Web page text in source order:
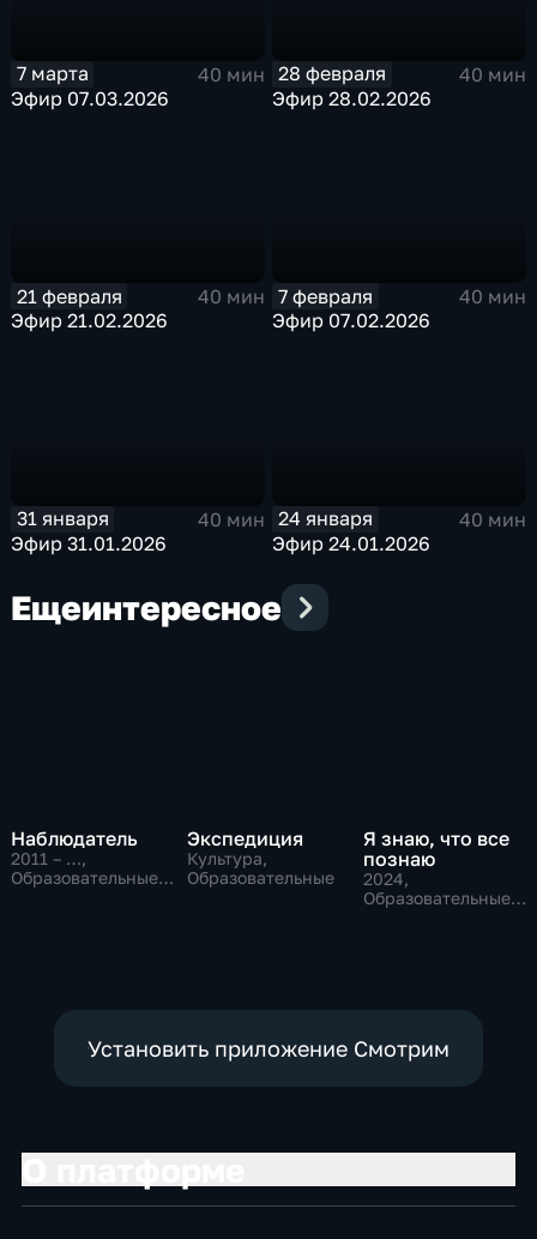
7 марта
40 мин
Эфир 07.03.2026
28 февраля
40 мин
Эфир 28.02.2026
21 февраля
40 мин
Эфир 21.02.2026
7 февраля
40 мин
Эфир 07.02.2026
31 января
40 мин
Эфир 31.01.2026
24 января
40 мин
Эфир 24.01.2026
Ещеинтересное
Наблюдатель
2011 – …,
Образовательные,
Экспедиция
Культура,
Образовательные
Я знаю, что все
познаю
2024,
Образовательные,
Установить приложение Смотрим